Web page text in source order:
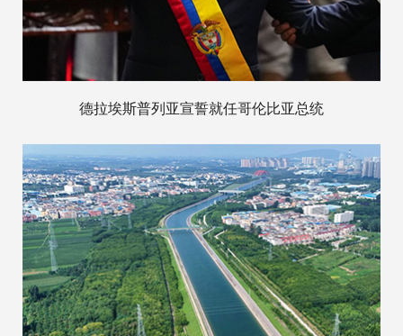
德拉埃斯普列亚宣誓就任哥伦比亚总统